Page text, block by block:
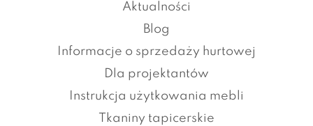
Aktualności
Blog
Informacje o sprzedaży hurtowej
Dla projektantów
Instrukcja użytkowania mebli
Tkaniny tapicerskie